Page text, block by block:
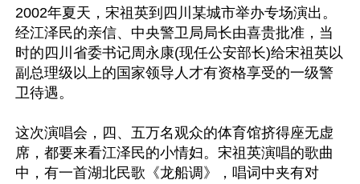
2002年夏天，宋祖英到四川某城市举办专场演出。
经江泽民的亲信、中央警卫局局长由喜贵批准，当
时的四川省委书记周永康(现任公安部长)给宋祖英以
副总理级以上的国家领导人才有资格享受的一级警
卫待遇。
这次演唱会，四、五万名观众的体育馆挤得座无虚
席，都要来看江泽民的小情妇。宋祖英演唱的歌曲
中，有一首湖北民歌《龙船调》，唱词中夹有对